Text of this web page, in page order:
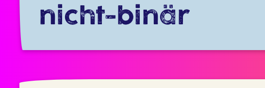
nicht-binär